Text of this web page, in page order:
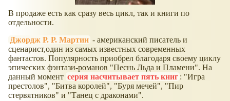
В продаже есть как сразу весь цикл, так и книги по
отдельности.
Джордж Р. Р. Мартин - американский писатель и
сценарист,один из самых известных современных
фантастов. Популярность приобрел благодаря своему циклу
эпических фэнтази-романов "Песнь Льда и Пламени". На
данный момент серия насчитывает пять книг : "Игра
престолов", "Битва королей", "Буря мечей", "Пир
стервятников" и "Танец с драконами".